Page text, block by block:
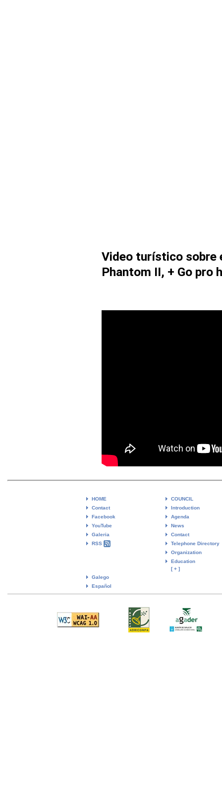
Video turístico sobre
Phantom II, + Go pro
HOME
Contact
Facebook
YouTube
Galeria
RSS
Galego
Español
COUNCIL
Introduction
Agenda
News
Contact
Telephone Directory
Organization
Education
[ + ]